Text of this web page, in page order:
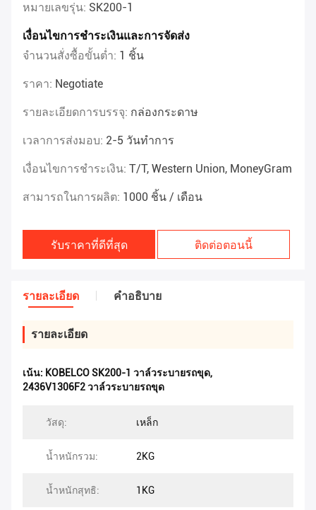
หมายเลขรุ่น: SK200-1
เงื่อนไขการชำระเงินและการจัดส่ง
จำนวนสั่งซื้อขั้นต่ำ: 1 ชิ้น
ราคา: Negotiate
รายละเอียดการบรรจุ: กล่องกระดาษ
เวลาการส่งมอบ: 2-5 วันทำการ
เงื่อนไขการชำระเงิน: T/T, Western Union, MoneyGram
สามารถในการผลิต: 1000 ชิ้น / เดือน
รับราคาที่ดีที่สุด ติดต่อตอนนี้
รายละเอียด คําอธิบาย
รายละเอียด
เน้น: KOBELCO SK200-1 วาล์วระบายรถขุด,
2436V1306F2 วาล์วระบายรถขุด
วัสดุ: เหล็ก
น้ำหนักรวม: 2KG
น้ำหนักสุทธิ: 1KG